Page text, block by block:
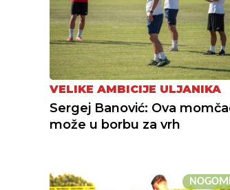
VELIKE AMBICIJE ULJANIKA
Sergej Banović: Ova
može u borbu za vrh